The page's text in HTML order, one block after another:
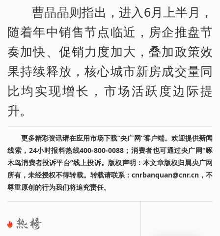
曹晶晶则指出，进入6月上半月，
随着年中销售节点临近，房企推盘节
奏加快、促销力度加大，叠加政策效
果持续释放，核心城市新房成交量同
比均实现增长，市场活跃度边际提
升。
更多精彩资讯请在应用市场下载“央广网”客户端。欢迎提供新闻
线索，24小时报料热线400-800-0088；消费者也可通过央广网“啄
木鸟消费者投诉平台”线上投诉。版权声明：本文章版权归属央广网
所有，未经授权不得转载。转载请联系：cnrbanquan@cnr.cn，不
尊重原创的行为我们将追究责任。